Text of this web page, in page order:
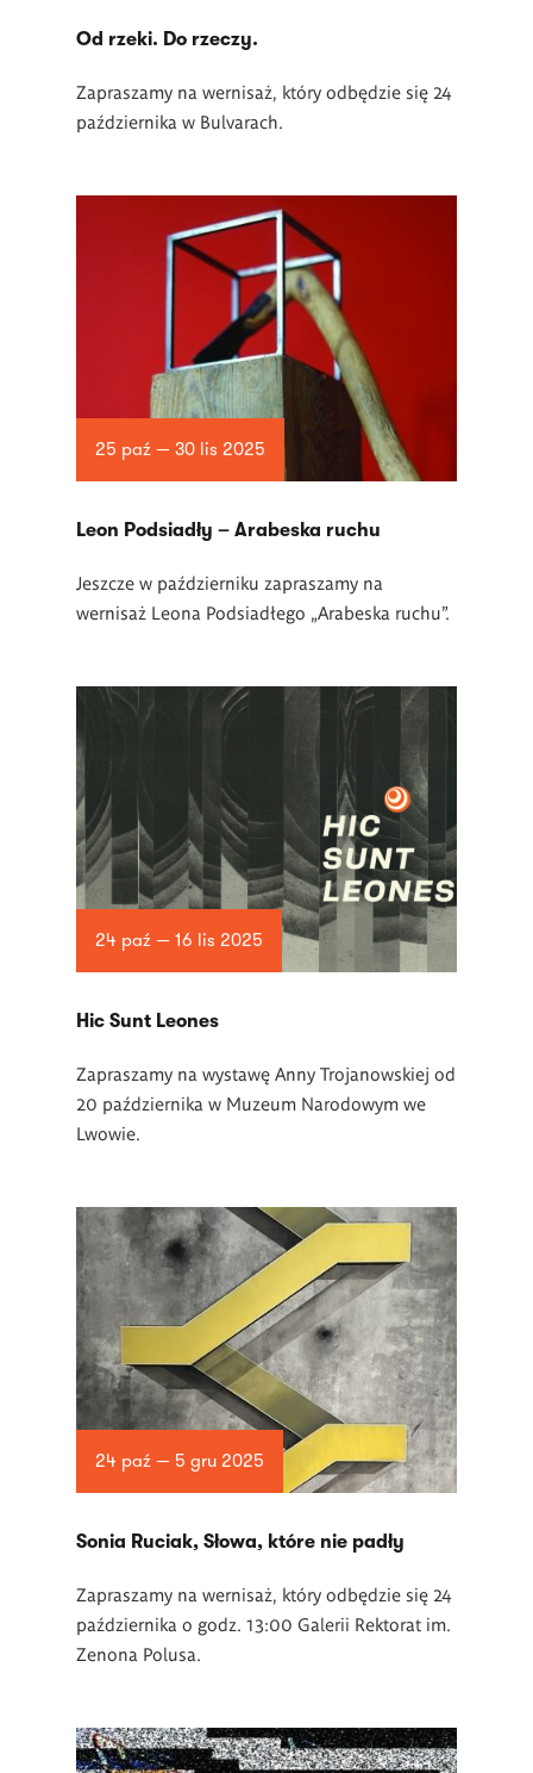
Od rzeki. Do rzeczy.
Zapraszamy na wernisaż, który odbędzie się 24
października w Bulvarach.
25 paź — 30 lis 2025
Leon Podsiadły – Arabeska ruchu
Jeszcze w październiku zapraszamy na
wernisaż Leona Podsiadłego „Arabeska ruchu”.
24 paź — 16 lis 2025
Hic Sunt Leones
Zapraszamy na wystawę Anny Trojanowskiej od
20 października w Muzeum Narodowym we
Lwowie.
24 paź — 5 gru 2025
Sonia Ruciak, Słowa, które nie padły
Zapraszamy na wernisaż, który odbędzie się 24
października o godz. 13:00 Galerii Rektorat im.
Zenona Polusa.